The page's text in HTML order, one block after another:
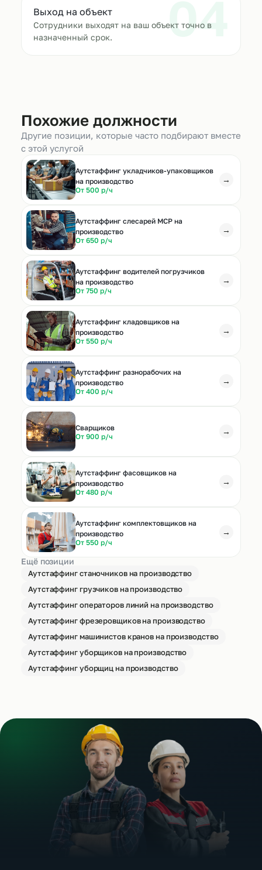
04
Выход на объект
Сотрудники выходят на ваш объект точно в
назначенный срок.
Похожие должности
Другие позиции, которые часто подбирают вместе
с этой услугой
Аутстаффинг укладчиков-упаковщиков
на производство
От 500 р/ч
→
Аутстаффинг слесарей МСР на
производство
От 650 р/ч
→
Аутстаффинг водителей погрузчиков
на производство
От 750 р/ч
→
Аутстаффинг кладовщиков на
производство
От 550 р/ч
→
Аутстаффинг разнорабочих на
производство
От 400 р/ч
→
Cварщиков
От 900 р/ч
→
Аутстаффинг фасовщиков на
производство
От 480 р/ч
→
Аутстаффинг комплектовщиков на
производство
От 550 р/ч
→
Ещё позиции
Аутстаффинг станочников на производство
Аутстаффинг грузчиков на производство
Аутстаффинг операторов линий на производство
Аутстаффинг фрезеровщиков на производство
Аутстаффинг машинистов кранов на производство
Аутстаффинг уборщиков на производство
Аутстаффинг уборщиц на производство